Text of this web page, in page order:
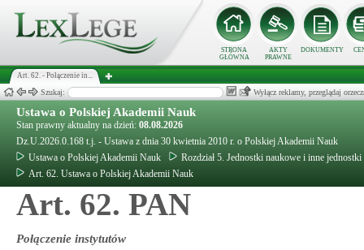
STRONA
GŁÓWNA
AKTY
PRAWNE
DOKUMENTY
Art. 62. - Połączenie in...
Szukaj: Wyłącz reklamy, przeglądaj
Ustawa o Polskiej Akademii Nauk
Stan prawny aktualny na dzień: 08.08.2026
Dz.U.2026.0.168 t.j. - Ustawa z dnia 30 kwietnia 2010 r. o Polskiej Akademii Nauk
Ustawa o Polskiej Akademii Nauk
Rozdział 5. Jednostki naukowe i inne
Art. 62. Ustawa o Polskiej Akademii Nauk
Art. 62. PAN
Połączenie instytutów